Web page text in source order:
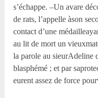
s’échappe. –Un avare
de rats, l’appelle àson
contact d’une
au lit de mort un
la parole au sieurAdeline
blasphémé ; et par
eurent assez de force